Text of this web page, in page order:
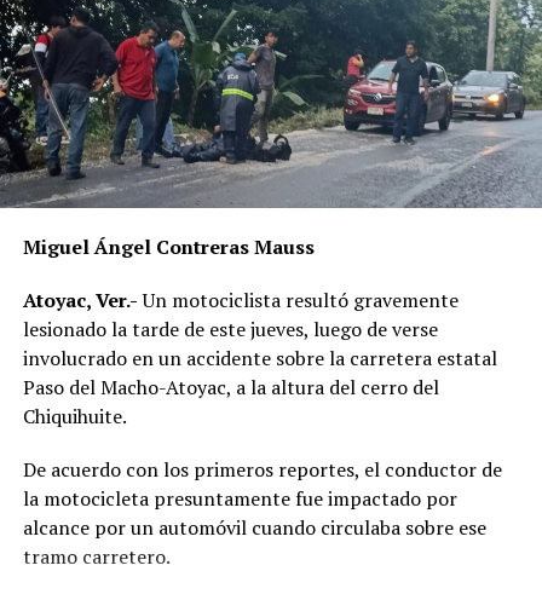
Miguel Ángel Contreras Mauss
Atoyac, Ver.-Un motociclista resultó gravemente
lesionado la tarde de este jueves, luego de verse
involucrado en un accidente sobre la carretera estatal
Paso del Macho-Atoyac, a la altura del cerro del
Chiquihuite.
De acuerdo con los primeros reportes, el conductor de
la motocicleta presuntamente fue impactado por
alcance por un automóvil cuando circulaba sobre ese
tramo carretero.